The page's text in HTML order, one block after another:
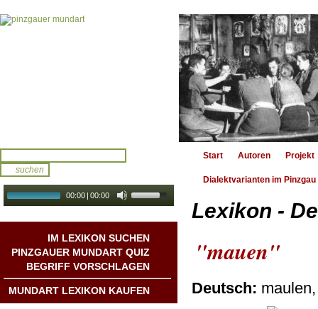
00:00 | 00:00
IM LEXIKON SUCHEN
PINZGAUER MUNDART QUIZ
BEGRIFF VORSCHLAGEN
MUNDART LEXIKON KAUFEN
Start Autoren Projekt
Dialektvarianten im Pinzgau
Lexikon -
"mauen"
Deutsch: